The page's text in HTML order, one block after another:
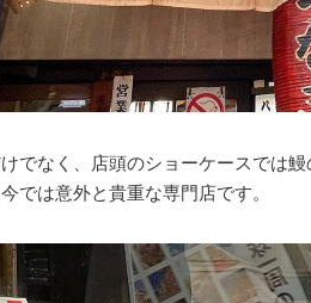
でなく、店頭のショーケースでは
では意外と貴重な専門店です。